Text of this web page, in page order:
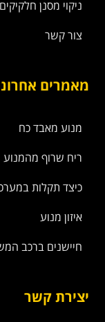
ניקוי מסנן חלקיקים
צור קשר
מאמרים
מנוע מאבד כח
ריח שרוף מהמנוע
כיצד תקלות
איזון מנוע
חיישנים ברכב
יצירת קשר